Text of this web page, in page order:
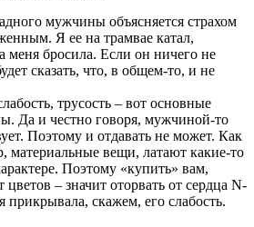
мужчины объясняется страхом
Я ее на трамвае катал,
меня бросила. Если он ничего не
сказать, что, в общем-то, и не
трусость – вот основные
Да и честно говоря, мужчиной-то
Поэтому и отдавать не может. Как
материальные вещи, латают какие-то
Поэтому «купить» вам,
– значит оторвать от сердца N-
прикрывала, скажем, его слабость.